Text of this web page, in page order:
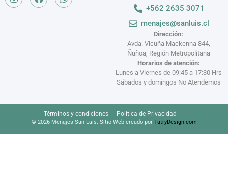
Dirección:
Avda. Vicuña Mackenna 844,
Ñuñoa, Región Metropolitana
Horarios de atención:
Lunes a Viernes de 09:45 a 17:30 Hrs
Sábados y domingos No Atendemos
+562 2635 3071
menajes@sanluis.cl
Términos y condiciones Política de Privacidad
© 2026 Menajes San Luis. Sitio Web creado por TatryDesign.com